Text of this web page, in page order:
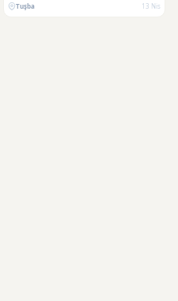
Tuşba 13 Nis